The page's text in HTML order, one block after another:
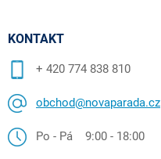
KONTAKT
+ 420 774 838 810
obchod@novaparada.cz
Po - Pá 9:00 - 18:00